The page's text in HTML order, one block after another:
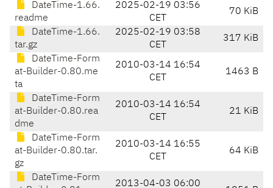
DateTime-1.66.
readme
2025-02-19 03:56
CET
70 KiB
DateTime-1.66.
tar.gz
2025-02-19 03:58
CET
317 KiB
DateTime-Form
at-Builder-0.80.me
ta
2010-03-14 16:54
CET
1463 B
DateTime-Form
at-Builder-0.80.rea
dme
2010-03-14 16:54
CET
21 KiB
DateTime-Form
at-Builder-0.80.tar.
gz
2010-03-14 16:55
CET
64 KiB
DateTime-Form
2013-04-03 06:00